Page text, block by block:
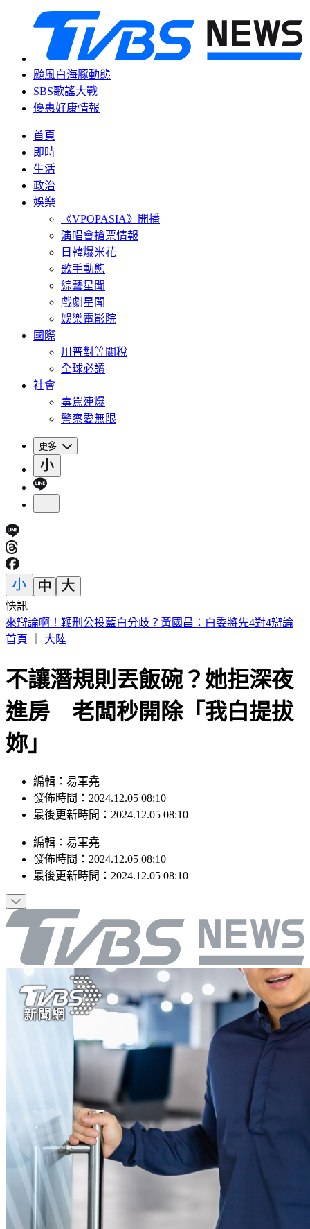
颱風白海豚動態
SBS歌謠大戰
優惠好康情報
首頁
即時
生活
政治
娛樂
《VPOPASIA》開播
演唱會搶票情報
日韓爆米花
歌手動態
綜藝星聞
戲劇星聞
娛樂電影院
國際
川普對等關稅
全球必讀
社會
毒駕連爆
警察愛無限
更多
快訊
日媒爆養樂多中壢廠蟑螂孳生＋職場霸凌 衛生局稽查結果曝
首頁
大陸
不讓潛規則丟飯碗？她拒深夜
進房 老闆秒開除「我白提拔
妳」
編輯：易軍堯
發佈時間：2024.12.05 08:10
最後更新時間：2024.12.05 08:10
編輯 ： 易軍堯
發佈時間： 2024.12.05 08:10
最後更新時間： 2024.12.05 08:10